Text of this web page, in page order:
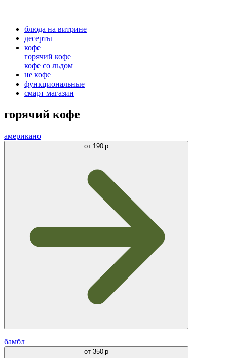
блюда на витрине
десерты
кофе
горячий кофе
кофе со льдом
не кофе
функциональные
смарт магазин
горячий кофе
американо
от 190 р
бамбл
от 350 р